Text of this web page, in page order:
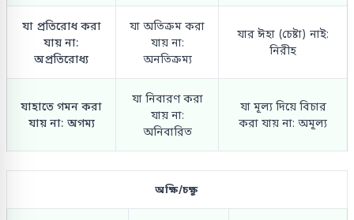
যা প্রতিরোধ করা
যায় না:
অপ্রতিরোধ্য
যা অতিক্রম করা
যায় না:
অনতিক্রম্য
যার ঈহা (চেষ্টা) নাই:
নিরীহ
যাহাতে গমন করা
যায় না: অগম্য
যা নিবারণ করা
যায় না:
অনিবারিত
যা মূল্য দিয়ে বিচার
করা যায় না: অমূল্য
অক্ষি/চক্ষু